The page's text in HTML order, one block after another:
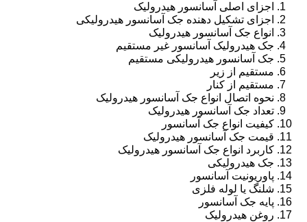
اجزای اصلی آسانسور هیدرولیک
اجزای تشکیل دهنده جک آسانسور هیدرولیکی
انواع جک آسانسور هیدرولیک
جک هیدرولیک آسانسور غیر مستقیم
جک آسانسور هیدرولیکی مستقیم
مستقیم از زیر
مستقیم از کنار
نحوه اتصال انواع جک آسانسور هیدرولیک
تعداد جک آسانسور هیدرولیک
کیفیت انواع جک آسانسور
قیمت جک آسانسور هیدرولیک
کاربرد انواع جک آسانسور هیدرولیک
جک هیدرولیکی
پاوریونیت آسانسور
شلنگ یا لوله فلزی
پایه جک آسانسور
روغن هیدرولیک